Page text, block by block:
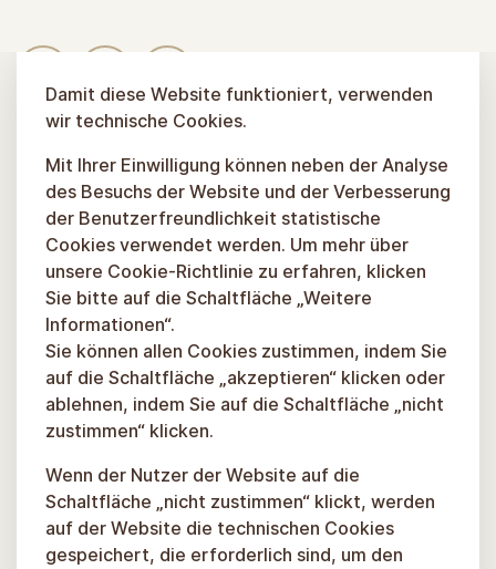
Damit diese Website funktioniert, verwenden
wir technische Cookies.
Mit Ihrer Einwilligung können neben der Analyse
des Besuchs der Website und der Verbesserung
der Benutzerfreundlichkeit statistische
Cookies verwendet werden. Um mehr über
unsere Cookie-Richtlinie zu erfahren, klicken
Sie bitte auf die Schaltfläche „Weitere
Informationen“.
Sie können allen Cookies zustimmen, indem Sie
auf die Schaltfläche „akzeptieren“ klicken oder
ablehnen, indem Sie auf die Schaltfläche „nicht
zustimmen“ klicken.
Wenn der Nutzer der Website auf die
Schaltfläche „nicht zustimmen“ klickt, werden
auf der Website die technischen Cookies
gespeichert, die erforderlich sind, um den